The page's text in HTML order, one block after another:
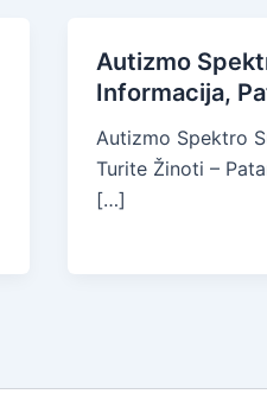
Autizmo
Informacija,
Autizmo Spektro
Turite Žinoti –
[…]